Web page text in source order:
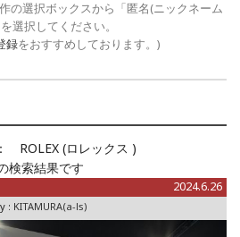
の選択ボックスから「匿名(ニックネーム
選択してください。
録をおすすめしております。)
ROLEX (ロレックス )
検索結果です
2024.6.26
: KITAMURA(a-ls)